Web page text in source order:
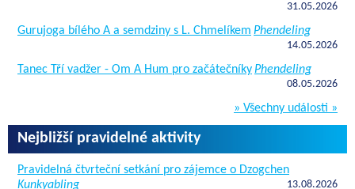
31.05.2026
Gurujoga bílého A a semdziny s L. Chmelíkem Phendeling
14.05.2026
Tanec Tří vadžer - Om A Hum pro začátečníkyPhendeling
08.05.2026
» Všechny události »
Nejbližší pravidelné aktivity
Pravidelná čtvrteční setkání pro zájemce o Dzogchen
Kunkyabling
13.08.2026